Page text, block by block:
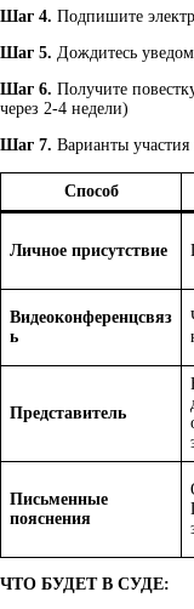
Шаг 4. Подпишите
Шаг 5. Дождитесь
Шаг 6. Получите
через 2-4 недели)
Шаг 7. Варианты
Способ
Личное присутствие
Видеоконференцсвяз
ь
Представитель
Письменные
пояснения
ЧТО БУДЕТ В СУДЕ: